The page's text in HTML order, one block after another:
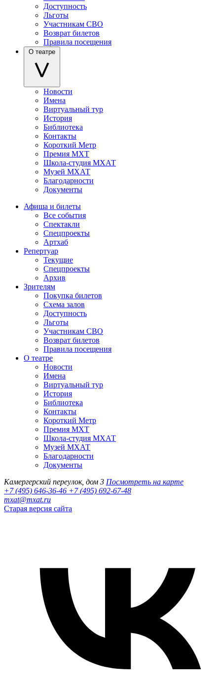
Доступность
Льготы
Участникам СВО
Возврат билетов
Правила посещения
О театре
Новости
Имена
Виртуальный тур
История
Библиотека
Контакты
Короткий Метр
Премия МХТ
Школа-студия МХАТ
Музей МХАТ
Благодарности
Документы
Афиша и билеты
Все события
Спектакли
Спецпроекты
Артхаб
Репертуар
Текущие
Спецпроекты
Архив
Зрителям
Покупка билетов
Схема залов
Доступность
Льготы
Участникам СВО
Возврат билетов
Правила посещения
О театре
Новости
Имена
Виртуальный тур
История
Библиотека
Контакты
Короткий Метр
Премия МХТ
Школа-студия МХАТ
Музей МХАТ
Благодарности
Документы
Камергерский переулок, дом 3 Посмотреть на карте
+7 (495) 646-36-46 +7 (495) 692-67-48‬
mxat@mxat.ru
Старая версия сайта